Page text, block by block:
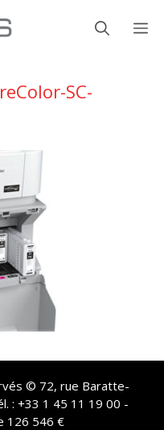
SC-
© 72, rue Baratte-
: +33 1 45 11 19 00 -
126 546 €